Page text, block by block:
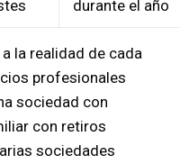
durante el año
la realidad de cada
profesionales
sociedad con
con retiros
sociedades